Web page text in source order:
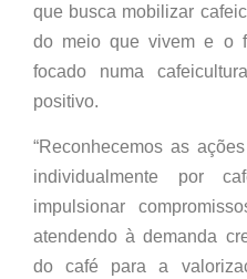
que busca mobilizar
do meio que vivem e o
focado numa
positivo.
“Reconhecemos as
individualmente por
impulsionar
atendendo à demanda
do café para a